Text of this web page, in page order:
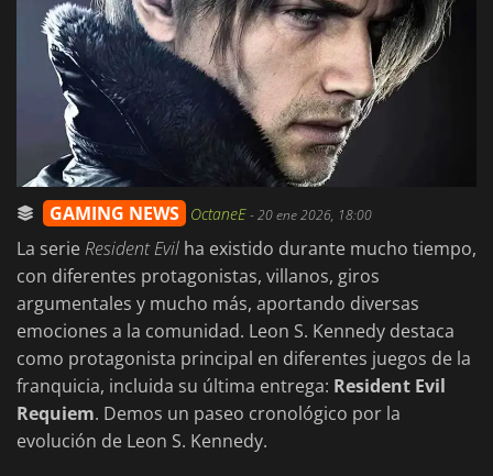
GAMING NEWS OctaneE-20 ene 2026, 18:00
La serieResident Evil ha existido durante mucho tiempo,
con diferentes protagonistas, villanos, giros
argumentales y mucho más, aportando diversas
emociones a la comunidad. Leon S. Kennedy destaca
como protagonista principal en diferentes juegos de la
franquicia, incluida su última entrega: Resident Evil
Requiem. Demos un paseo cronológico por la
evolución de Leon S. Kennedy.